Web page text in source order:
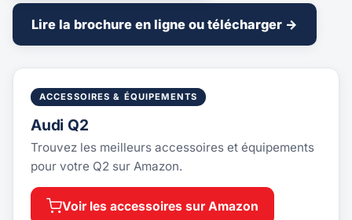
Lire la brochure en ligne ou télécharger →
ACCESSOIRES & ÉQUIPEMENTS
Audi Q2
Trouvez les meilleurs accessoires et équipements
pour votre Q2 sur Amazon.
Voir les accessoires sur Amazon